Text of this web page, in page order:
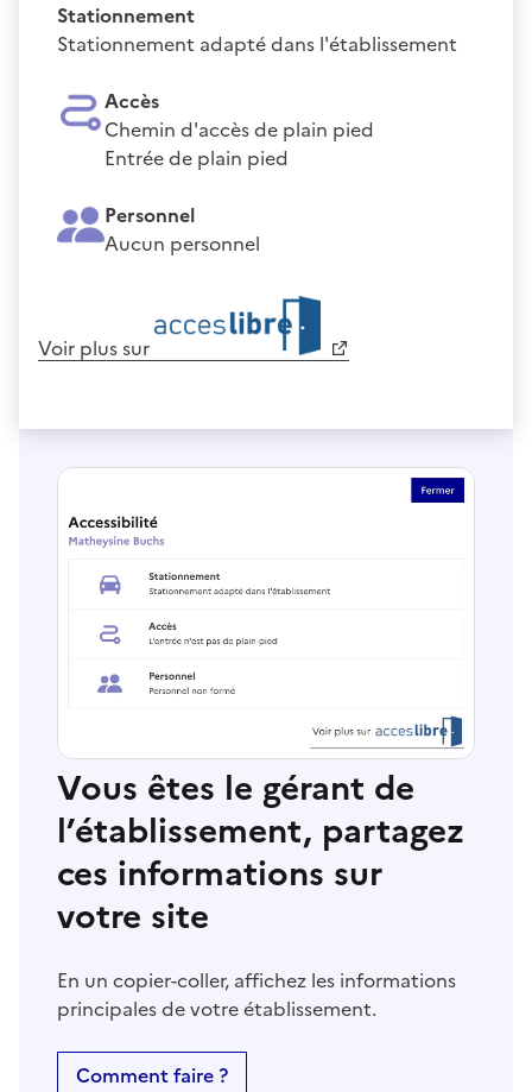
Stationnement
Stationnement adapté dans l'établissement
Accès
Chemin d'accès de plain pied
Entrée de plain pied
Personnel
Aucun personnel
Voir plus sur
Vous êtes le gérant de
l’établissement, partagez
ces informations sur
votre site
En un copier-coller, affichez les informations
principales de votre établissement.
Comment faire ?